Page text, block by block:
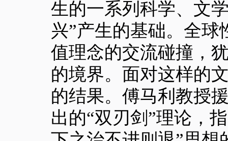
生的一系列科学、文
兴”产生的基础。全
值理念的交流碰撞，
的境界。面对这样的
的结果。傅马利教授
出的“双刃剑”理论，